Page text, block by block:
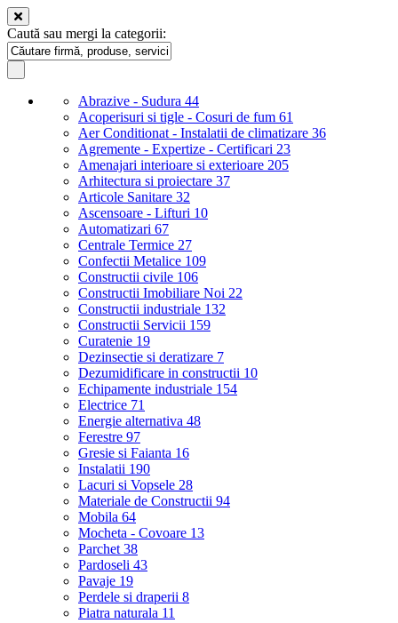
Caută sau mergi la categorii:
Abrazive - Sudura 44
Acoperisuri si tigle - Cosuri de fum 61
Aer Conditionat - Instalatii de climatizare 36
Agremente - Expertize - Certificari 23
Amenajari interioare si exterioare 205
Arhitectura si proiectare 37
Articole Sanitare 32
Ascensoare - Lifturi 10
Automatizari 67
Centrale Termice 27
Confectii Metalice 109
Constructii civile 106
Constructii Imobiliare Noi 22
Constructii industriale 132
Constructii Servicii 159
Curatenie 19
Dezinsectie si deratizare 7
Dezumidificare in constructii 10
Echipamente industriale 154
Electrice 71
Energie alternativa 48
Ferestre 97
Gresie si Faianta 16
Instalatii 190
Lacuri si Vopsele 28
Materiale de Constructii 94
Mobila 64
Mocheta - Covoare 13
Parchet 38
Pardoseli 43
Pavaje 19
Perdele si draperii 8
Piatra naturala 11